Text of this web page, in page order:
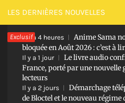
Passer
au
contenu
LES DERNIÈRES NOUVELLES
ExclusifIl y a 4 heures
Anime Sama
bloquée en Août 2026 : c’est à
Il y a 1 jour
Le livre audio
France, porté par une nouvelle
lecteurs
Il y a 2 jours
Démarchage
de Bloctel et le nouveau régime